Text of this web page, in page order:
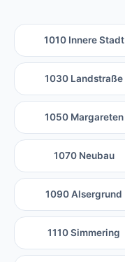
1010 Innere Stadt
1030 Landstraße
1050 Margareten
1070 Neubau
1090 Alsergrund
1110 Simmering